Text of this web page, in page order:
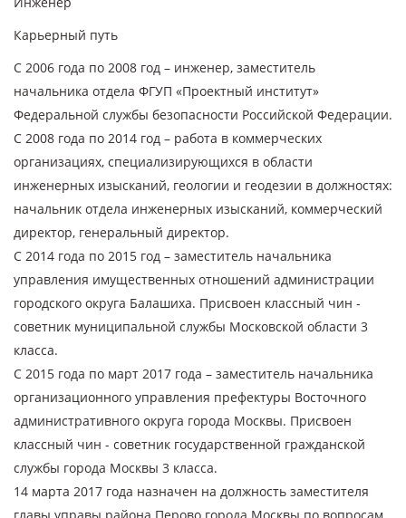
Карьерный путь
С 2006 года по 2008 год – инженер, заместитель
начальника отдела ФГУП «Проектный институт»
Федеральной службы безопасности Российской Федерации.
С 2008 года по 2014 год – работа в коммерческих
организациях, специализирующихся в области
инженерных изысканий, геологии и геодезии в должностях:
начальник отдела инженерных изысканий, коммерческий
директор, генеральный директор.
С 2014 года по 2015 год – заместитель начальника
управления имущественных отношений администрации
городского округа Балашиха. Присвоен классный чин -
советник муниципальной службы Московской области 3
класса.
С 2015 года по март 2017 года – заместитель начальника
организационного управления префектуры Восточного
административного округа города Москвы. Присвоен
классный чин - советник государственной гражданской
службы города Москвы 3 класса.
14 марта 2017 года назначен на должность заместителя